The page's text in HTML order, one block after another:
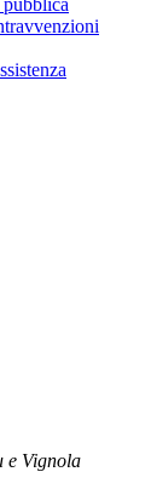
e Vignola